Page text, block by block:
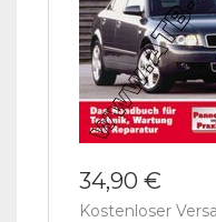
34,90 €
Kostenloser